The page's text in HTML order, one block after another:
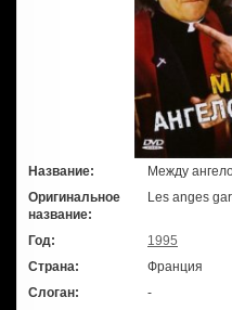
Название:
Между
Оригинальное
название:
Les anges
Год:
1995
Страна:
Франция
Слоган:
-